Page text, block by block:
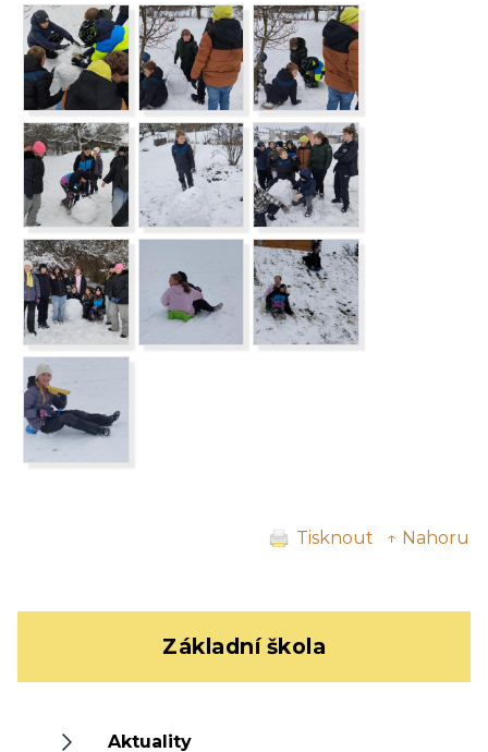
Tisknout ↑ Nahoru
Základní škola
Aktuality